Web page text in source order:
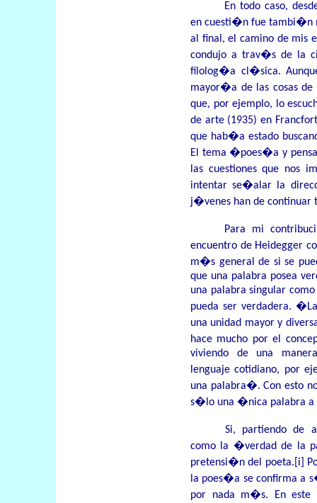
En todo caso,
en cuesti�n fue tambi�n
al final, el camino de mis
condujo a trav�s de la
filolog�a cl�sica.
mayor�a de las cosas de
que, por ejemplo, lo
de arte (1935) en
que hab�a estado
El tema �poes�a y
las cuestiones que nos
intentar se�alar la
j�venes han de continuar
Para mi
encuentro de Heidegger
m�s general de si se
que una palabra posea
una palabra singular
pueda ser verdadera.
una unidad mayor y
hace mucho por el
viviendo de una
lenguaje cotidiano, por
una palabra�. Con esto
s�lo una �nica palabra a
Si, partiendo de
como la �verdad de la
pretensi�n del poeta. [i]
la poes�a se confirma a
por nada m�s. En este